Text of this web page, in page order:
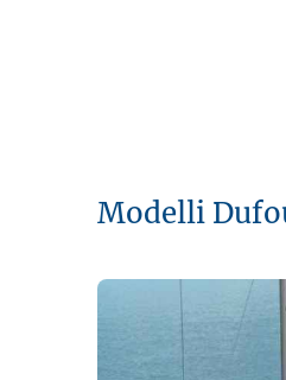
Modelli